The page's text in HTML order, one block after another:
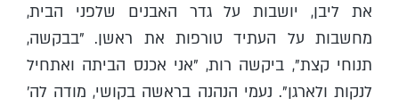
את ליבן, יושבות על גדר האבנים שלפני הבית,
מחשבות על העתיד טורפות את ראשן. "בבקשה,
תנוחי קצת", ביקשה רות, "אני אכנס הביתה ואתחיל
לנקות ולארגן". נעמי הנהנה בראשה בקושי, מודה לה'